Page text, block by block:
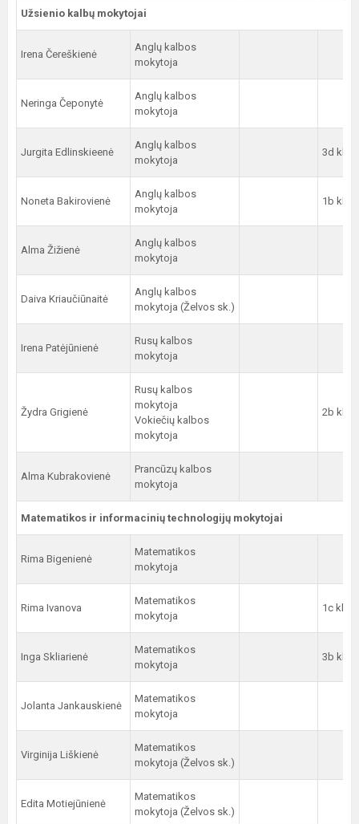
Užsienio kalbų mokytojai
Irena Čereškienė
Anglų kalbos
mokytoja
Neringa Čeponytė
Anglų kalbos
mokytoja
Jurgita Edlinskieenė
Anglų kalbos
mokytoja
3d kl.
Noneta Bakirovienė
Anglų kalbos
mokytoja
1b kl.
Alma Žižienė
Anglų kalbos
mokytoja
Daiva Kriaučiūnaitė
Anglų kalbos
mokytoja (Želvos sk.)
Irena Patėjūnienė
Rusų kalbos
mokytoja
Žydra Grigienė
Rusų kalbos
mokytoja
Vokiečių kalbos
mokytoja
2b kl.
Alma Kubrakovienė
Prancūzų kalbos
mokytoja
Matematikos ir informacinių technologijų mokytojai
Rima Bigenienė
Matematikos
mokytoja
Rima Ivanova
Matematikos
mokytoja
1c kl.
Inga Skliarienė
Matematikos
mokytoja
3b kl.
Jolanta Jankauskienė
Matematikos
mokytoja
Virginija Liškienė
Matematikos
mokytoja (Želvos sk.)
Edita Motiejūnienė
Matematikos
mokytoja (Želvos sk.)